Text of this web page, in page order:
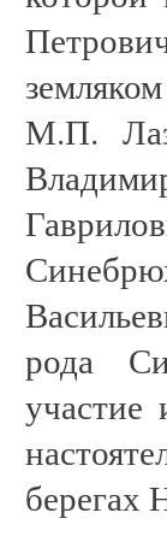
М.П.
рода
участие
берегах